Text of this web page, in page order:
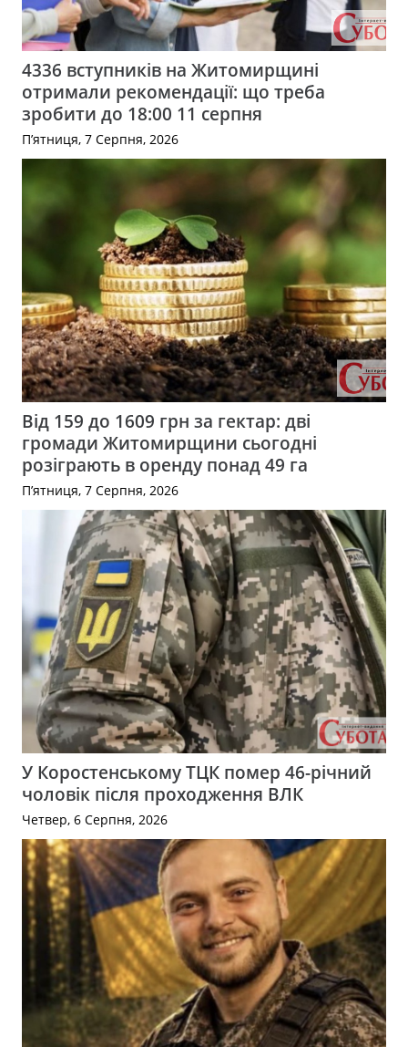
4336 вступників на Житомирщині
отримали рекомендації: що треба
зробити до 18:00 11 серпня
П’ятниця, 7 Серпня, 2026
Від 159 до 1609 грн за гектар: дві
громади Житомирщини сьогодні
розіграють в оренду понад 49 га
П’ятниця, 7 Серпня, 2026
У Коростенському ТЦК помер 46-річний
чоловік після проходження ВЛК
Четвер, 6 Серпня, 2026